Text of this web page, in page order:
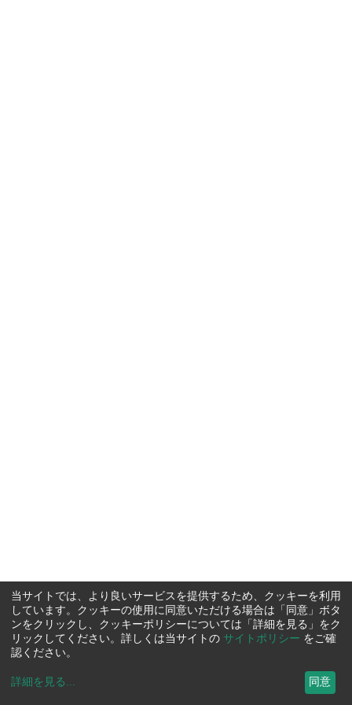
当サイトでは、より良いサービスを提供するため、クッキーを利用
しています。クッキーの使用に同意いただける場合は「同意」ボタ
ンをクリックし、クッキーポリシーについては「詳細を見る」をク
リックしてください。詳しくは当サイトの サイトポリシー をご確
認ください。
詳細を見る ... 同意